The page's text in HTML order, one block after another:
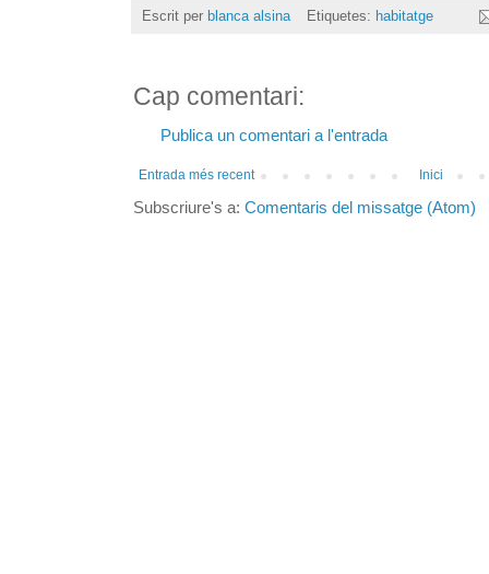
Escrit per blanca alsina Etiquetes: habitatge
Cap comentari:
Publica un comentari a l'entrada
Entrada més recent Inici
Subscriure's a: Comentaris del missatge (Atom)